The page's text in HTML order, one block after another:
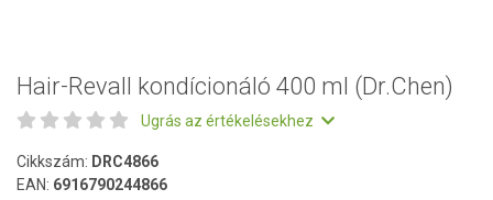
Hair-Revall kondícionáló 400 ml (Dr.Chen)
Ugrás az értékelésekhez
Cikkszám: DRC4866
EAN: 6916790244866